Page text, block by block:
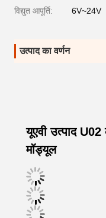
विद्युत आपूर्ति: 6V~24V
उत्पाद का वर्णन
यूएवी उत्पाद
मॉड्यूल